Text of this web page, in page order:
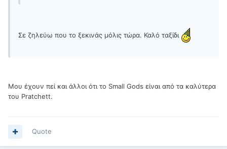
Σε ζηλεύω που το ξεκινάς μόλις τώρα. Καλό ταξίδι
Μου έχουν πεί και άλλοι ότι το Small Gods είναι από τα καλύτερα
του Pratchett.
Quote